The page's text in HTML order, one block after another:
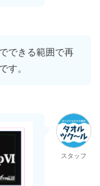
できる範囲で再
す。
スタッフ